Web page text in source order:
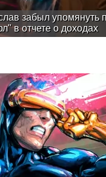
забыл упомянуть
в отчете о доходах